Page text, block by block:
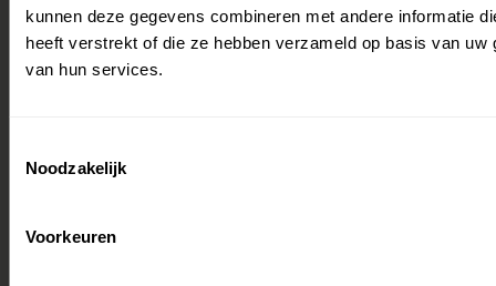
kunnen deze gegevens combineren met andere informatie
heeft verstrekt of die ze hebben verzameld op basis van uw
van hun services.
Noodzakelijk
Voorkeuren